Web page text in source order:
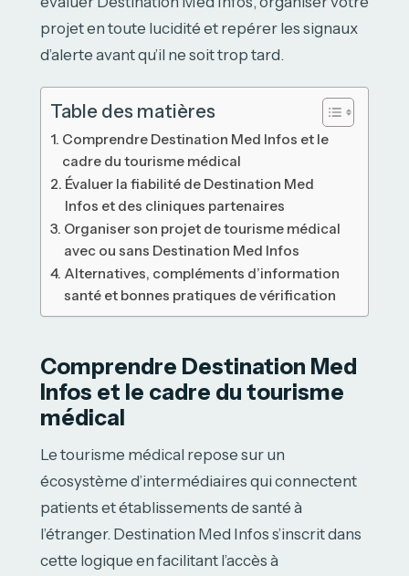
projet en toute lucidité et repérer les signaux
d’alerte avant qu’il ne soit trop tard.
Table des matières
Comprendre Destination Med Infos et le
cadre du tourisme médical
Évaluer la fiabilité de Destination Med
Infos et des cliniques partenaires
Organiser son projet de tourisme médical
avec ou sans Destination Med Infos
Alternatives, compléments d’information
santé et bonnes pratiques de vérification
Comprendre Destination Med
Infos et le cadre du tourisme
médical
Le tourisme médical repose sur un
écosystème d’intermédiaires qui connectent
patients et établissements de santé à
l’étranger. Destination Med Infos s’inscrit dans
cette logique en facilitant l’accès à